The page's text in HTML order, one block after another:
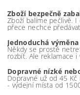
Zboží bezpečně
Zboží balíme pečlivě.
přece nechce
Jednoduchá
Někdy se prostě
rozbít. Ale reklamace
Dopravné nízké
Dopravné už od 45
- výdejní místa od